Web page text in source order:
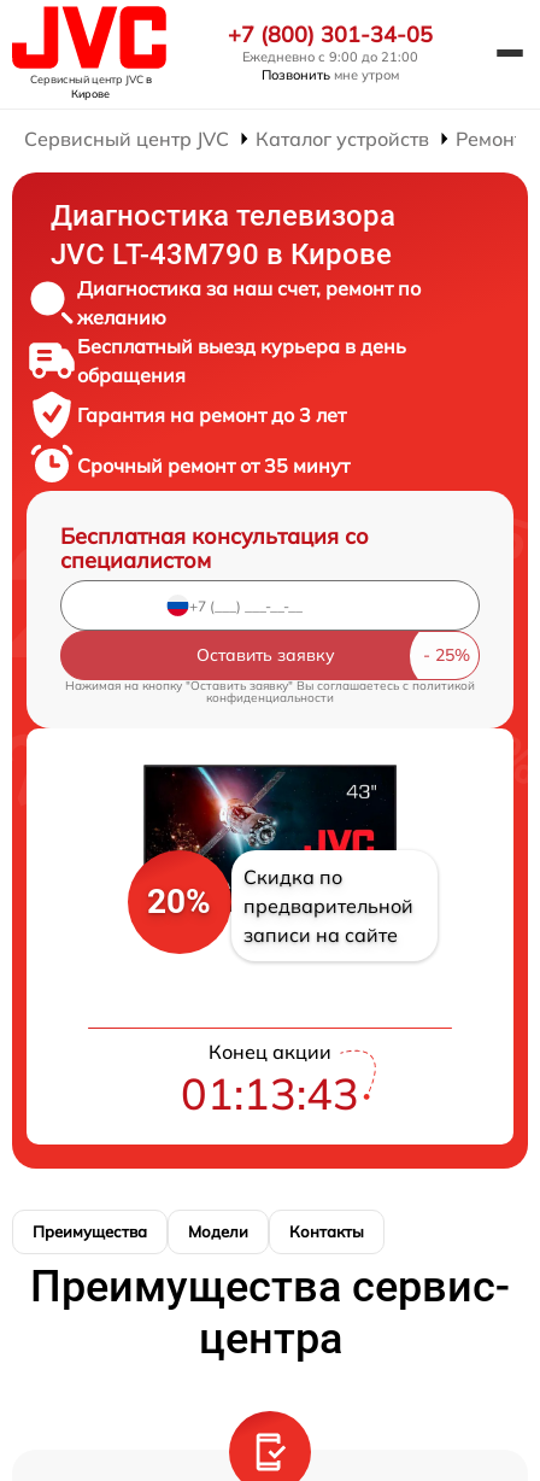
Сервисный центр JVCв
Кирове
+7 (800) 301-34-05
Ежедневно с 9:00 до 21:00
Позвонить мне утром
Сервисный центр JVC Каталог устройств Ремонт
Диагностика телевизора
JVC LT-43M790 в Кирове
Диагностика за наш счет, ремонт по
желанию
Бесплатный выезд курьера в день
обращения
Гарантия на ремонт до 3 лет
Срочный ремонт от 35 минут
Бесплатная консультация со
специалистом
Оставить заявку
Нажимая на кнопку "Оставить заявку" Вы соглашаетесь cполитикой
конфиденциальности
20%
Скидка по
предварительной
записи на сайте
Конец акции
01:13:43
Преимущества Модели Контакты
Преимущества сервис-
центра